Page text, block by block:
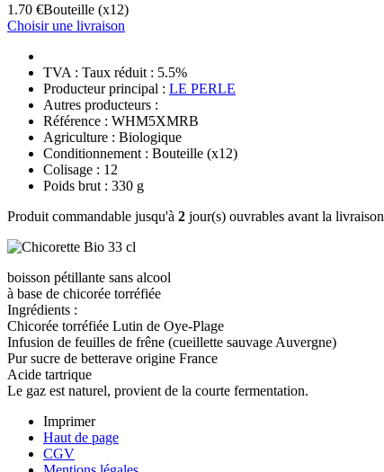
1.70 €Bouteille (x12)
Choisir une livraison
TVA : Taux réduit : 5.5%
Producteur principal : LE PERLE
Autres producteurs :
Référence : WHM5XMRB
Agriculture : Biologique
Conditionnement : Bouteille (x12)
Colisage : 12
Poids brut : 330 g
Produit commandable jusqu'à 2 jour(s) ouvrables avant la livraison
boisson pétillante sans alcool
à base de chicorée torréfiée
Ingrédients :
Chicorée torréfiée Lutin de Oye-Plage
Infusion de feuilles de frêne (cueillette sauvage Auvergne)
Pur sucre de betterave origine France
Acide tartrique
Le gaz est naturel, provient de la courte fermentation.
Imprimer
Haut de page
CGV